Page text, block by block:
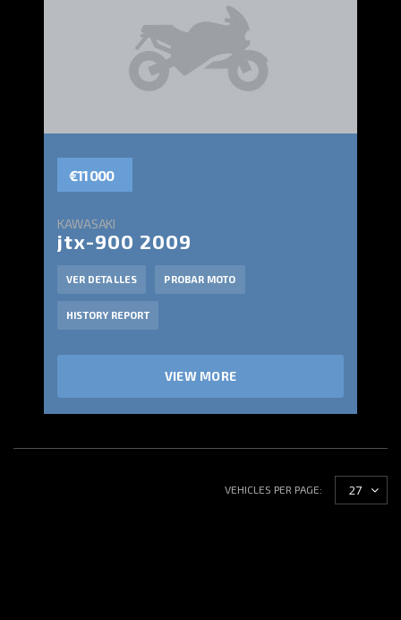
€11 000
KAWASAKI
jtx-900 2009
VER DETALLES PROBAR MOTO
HISTORY REPORT
VIEW MORE
VEHICLES PER PAGE: 27